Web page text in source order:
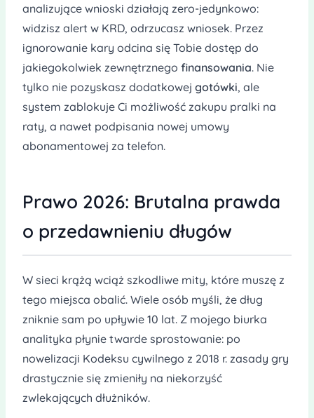
analizujące wnioski działają zero-jedynkowo:
widzisz alert w KRD, odrzucasz wniosek. Przez
ignorowanie kary odcina się Tobie dostęp do
jakiegokolwiek zewnętrznego finansowania. Nie
tylko nie pozyskasz dodatkowej gotówki, ale
system zablokuje Ci możliwość zakupu pralki na
raty, a nawet podpisania nowej umowy
abonamentowej za telefon.
Prawo 2026: Brutalna prawda
o przedawnieniu długów
W sieci krążą wciąż szkodliwe mity, które muszę z
tego miejsca obalić. Wiele osób myśli, że dług
zniknie sam po upływie 10 lat. Z mojego biurka
analityka płynie twarde sprostowanie: po
nowelizacji Kodeksu cywilnego z 2018 r. zasady gry
drastycznie się zmieniły na niekorzyść
zwlekających dłużników.